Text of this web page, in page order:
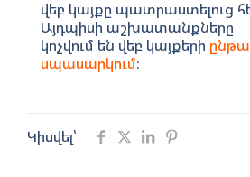
վեբ կայքը պատրաստելուց
Այդպիսի աշխատանքները
կոչվում են վեբ կայքերի
սպասարկում։
Կիսվել՝